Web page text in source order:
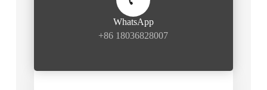
WhatsApp
+86 18036828007